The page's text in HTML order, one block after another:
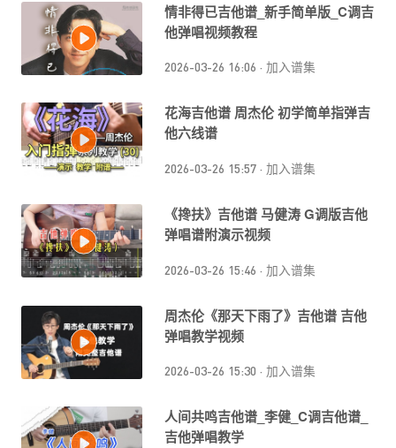
情非得已吉他谱_新手简单版_C调吉
他弹唱视频教程
2026-03-26 16:06 · 加入谱集
花海吉他谱 周杰伦 初学简单指弹吉
他六线谱
2026-03-26 15:57 · 加入谱集
《搀扶》吉他谱 马健涛 G调版吉他
弹唱谱附演示视频
2026-03-26 15:46 · 加入谱集
周杰伦《那天下雨了》吉他谱 吉他
弹唱教学视频
2026-03-26 15:30 · 加入谱集
人间共鸣吉他谱_李健_C调吉他谱_
吉他弹唱教学